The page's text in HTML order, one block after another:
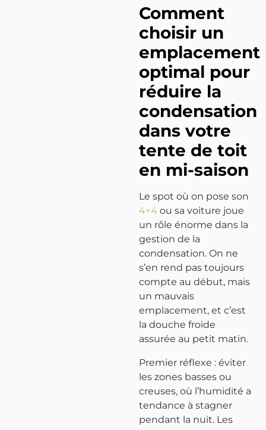
Comment
choisir un
emplacement
optimal pour
réduire la
condensation
dans votre
tente de toit
en mi-saison
Le spot où on pose son
4×4 ou sa voiture joue
un rôle énorme dans la
gestion de la
condensation. On ne
s’en rend pas toujours
compte au début, mais
un mauvais
emplacement, et c’est
la douche froide
assurée au petit matin.
Premier réflexe : éviter
les zones basses ou
creuses, où l’humidité a
tendance à stagner
pendant la nuit. Les